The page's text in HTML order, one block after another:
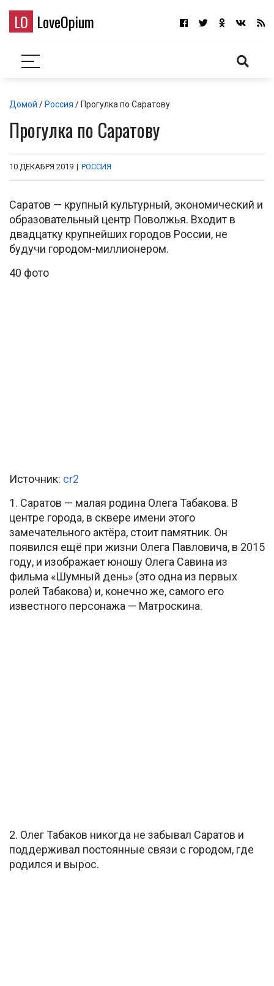
LO LoveOpium
Домой / Россия / Прогулка по Саратову
Прогулка по Саратову
10 ДЕКАБРЯ 2019 | РОССИЯ
Саратов — крупный культурный, экономический и
образовательный центр Поволжья. Входит в
двадцатку крупнейших городов России, не
будучи городом-миллионером.
40 фото
Источник: cr2
1. Саратов — малая родина Олега Табакова. В
центре города, в сквере имени этого
замечательного актёра, стоит памятник. Он
появился ещё при жизни Олега Павловича, в 2015
году, и изображает юношу Олега Савина из
фильма «Шумный день» (это одна из первых
ролей Табакова) и, конечно же, самого его
известного персонажа — Матроскина.
2. Олег Табаков никогда не забывал Саратов и
поддерживал постоянные связи с городом, где
родился и вырос.